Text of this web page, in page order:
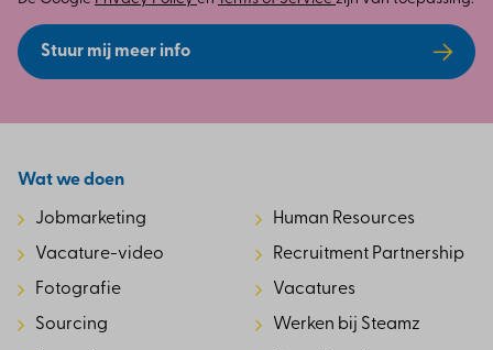
Stuur mij meer info
Wat we doen
Jobmarketing
Vacature-video
Fotografie
Sourcing
Human Resources
Recruitment Partnership
Vacatures
Werken bij Steamz